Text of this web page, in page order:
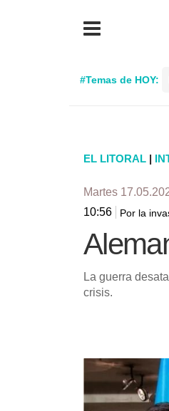
#Temas de HOY:
EL LITORAL |
Martes
10:56
Por la
La guerra
crisis.